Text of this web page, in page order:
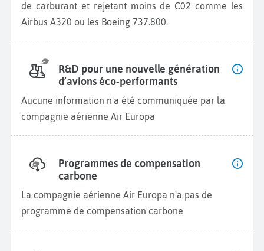
de carburant et rejetant moins de C02 comme les
Airbus A320 ou les Boeing 737.800.
R&D pour une nouvelle génération
d’avions éco-performants
Aucune information n'a été communiquée par la
compagnie aérienne Air Europa
Programmes de compensation
carbone
La compagnie aérienne Air Europa n'a pas de
programme de compensation carbone